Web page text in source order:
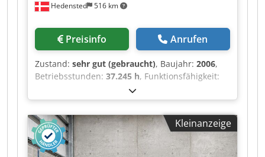
Hedensted 516 km
Preisinfo Anrufen
Zustand: sehr gut (gebraucht), Baujahr: 2006,
Betriebsstunden: 37.245 h, Funktionsfähigkeit:
Maschinen-/Fahrzeugnummer:188270,
Steuerung: Mazatrol Matrix Inklusive Motoman-
Robot ES165-D100 – Traglast 100 kg Max.
Bearbeitungsdurchmesser: 760 mm Max.
Bearbeitungslänge: 1524 mm Hauptspindel (neu
Kleinanzeige